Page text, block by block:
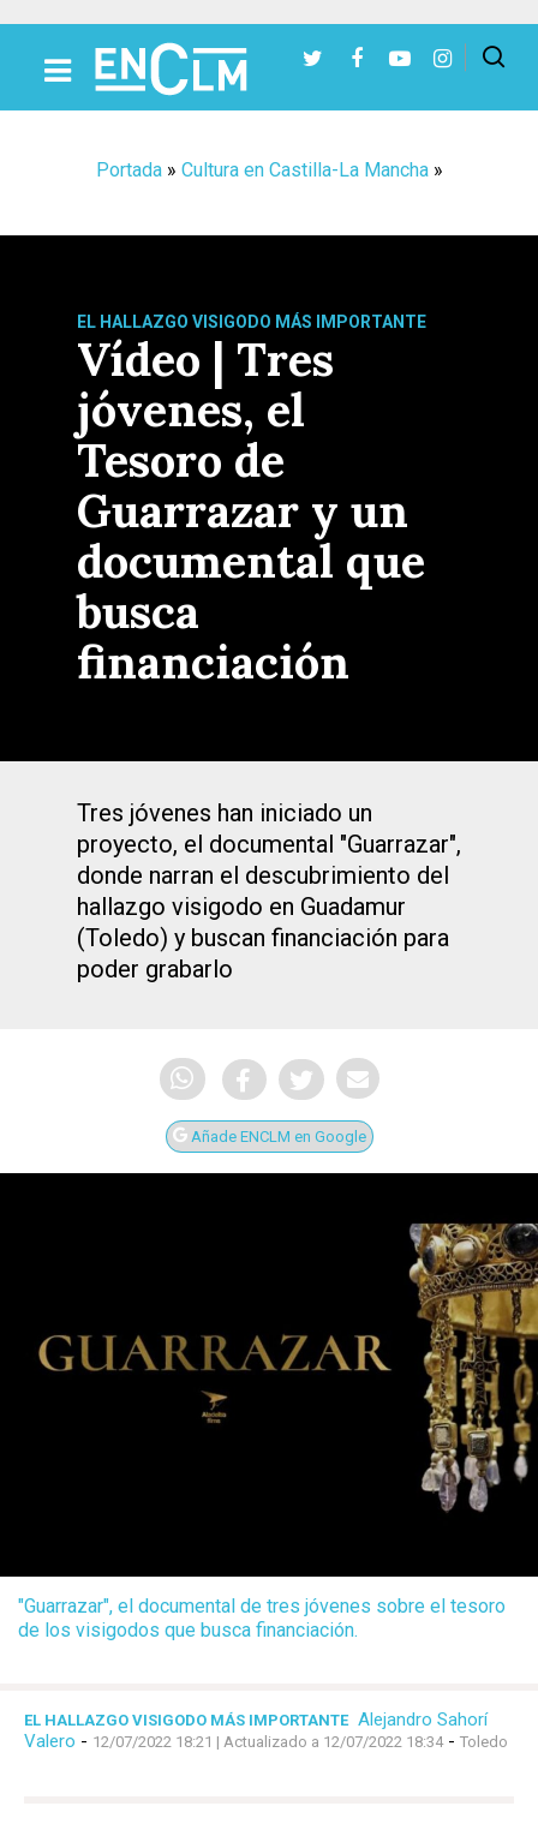
Portada» Cultura en Castilla-La Mancha»
EL HALLAZGO VISIGODO MÁS IMPORTANTE
Vídeo | Tres
jóvenes, el
Tesoro de
Guarrazar y un
documental que
busca
financiación
Tres jóvenes han iniciado un
proyecto, el documental "Guarrazar",
donde narran el descubrimiento del
hallazgo visigodo en Guadamur
(Toledo) y buscan financiación para
poder grabarlo
Añade ENCLM en Google
"Guarrazar", el documental de tres jóvenes sobre el tesoro
de los visigodos que busca financiación.
EL HALLAZGO VISIGODO MÁS IMPORTANTE Alejandro Sahorí
Valero - 12/07/2022 18:21 | Actualizado a 12/07/2022 18:34- Toledo